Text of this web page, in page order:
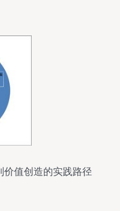
价值创造的实践路径